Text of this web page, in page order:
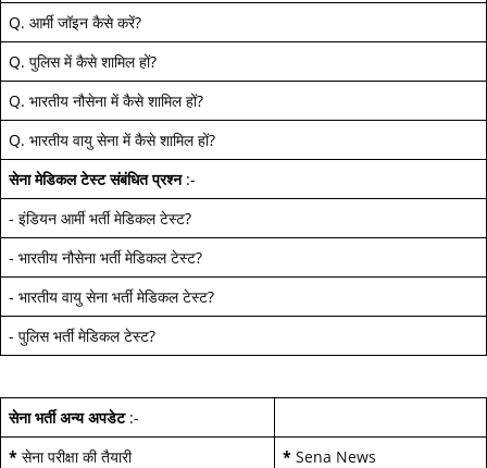
Q. आर्मी जॉइन कैसे करें?
Q. पुलिस में कैसे शामिल हों?
Q. भारतीय नौसेना में कैसे शामिल हों?
Q. भारतीय वायु सेना में कैसे शामिल हों?
सेना मेडिकल टेस्ट संबंधित प्रश्न:-
- इंडियन आर्मी भर्ती मेडिकल टेस्ट?
- भारतीय नौसेना भर्ती मेडिकल टेस्ट?
- भारतीय वायु सेना भर्ती मेडिकल टेस्ट?
- पुलिस भर्ती मेडिकल टेस्ट?
सेना भर्ती अन्य अपडेट:-
* सेना परीक्षा की तैयारी * Sena News